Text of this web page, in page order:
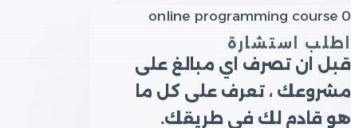
اطلب استشارة
قبل ان تصرف اي مبالغ على
مشروعك ، تعرف على كل ما
هو قادم لك في طريقك.